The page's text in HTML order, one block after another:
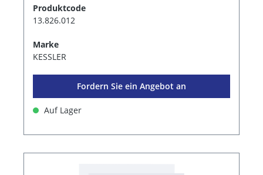
Produktcode
13.826.012
Marke
KESSLER
Fordern Sie ein Angebot an
Auf Lager